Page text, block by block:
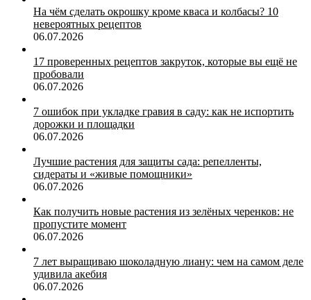
На чём сделать окрошку кроме кваса и колбасы? 10
невероятных рецептов
06.07.2026
17 проверенных рецептов закруток, которые вы ещё не
пробовали
06.07.2026
7 ошибок при укладке гравия в саду: как не испортить
дорожки и площадки
06.07.2026
Лучшие растения для защиты сада: репелленты,
сидераты и «живые помощники»
06.07.2026
Как получить новые растения из зелёных черенков: не
пропустите момент
06.07.2026
7 лет выращиваю шоколадную лиану: чем на самом деле
удивила акебия
06.07.2026